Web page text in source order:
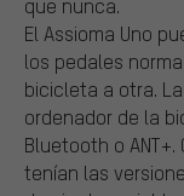
El Assioma Uno
los pedales
bicicleta a otra.
ordenador de la
Bluetooth o
tenían las